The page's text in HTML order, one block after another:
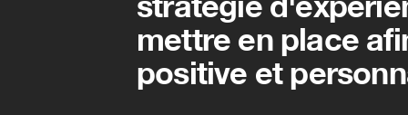
mettre en place
positive et